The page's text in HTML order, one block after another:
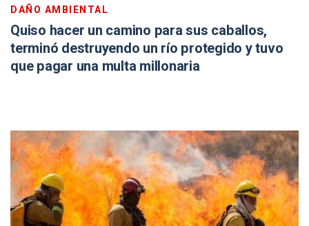
DAÑO AMBIENTAL
Quiso hacer un camino para sus caballos,
terminó destruyendo un río protegido y tuvo
que pagar una multa millonaria